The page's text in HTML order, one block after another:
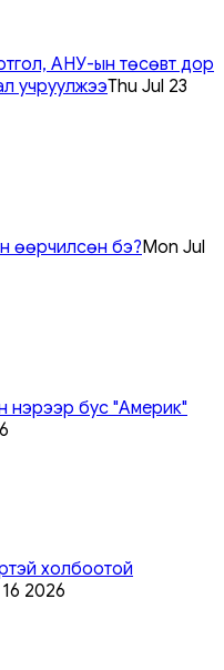
АНУ-ын төсөвт дор
учруулжээThu Jul 23
өөрчилсөн бэ?Mon Jul
нэрээр бус "Америк"
холбоотой
2026